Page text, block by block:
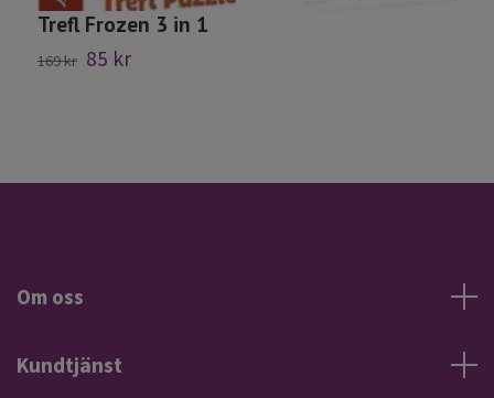
Trefl Frozen 3 in 1
169 kr 85 kr
Om oss
Kundtjänst